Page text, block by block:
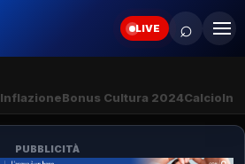
LIVE ⌕
InflazioneBonus Cultura 2024Calcio
PUBBLICITÀ